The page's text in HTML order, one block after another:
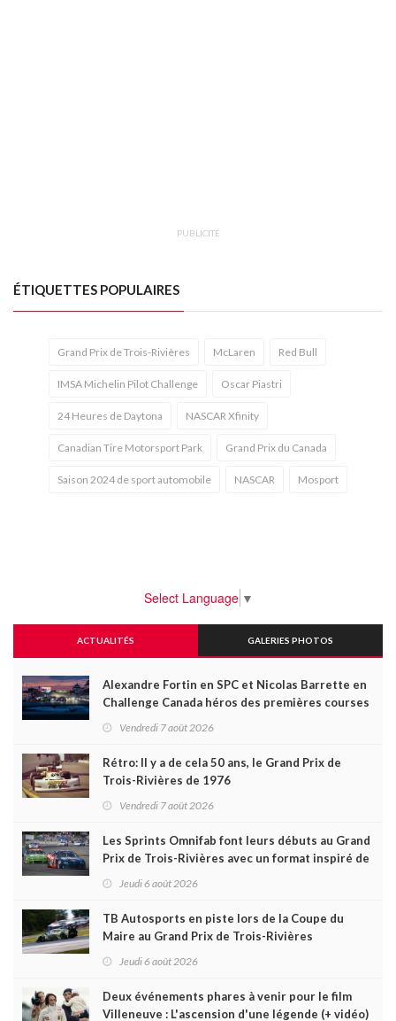
PUBLICITÉ
ÉTIQUETTES POPULAIRES
Grand Prix de Trois-Rivières McLaren Red Bull
IMSA Michelin Pilot Challenge Oscar Piastri
24 Heures de Daytona NASCAR Xfinity
Canadian Tire Motorsport Park Grand Prix du Canada
Saison 2024 de sport automobile NASCAR Mosport
Select Language ▼
ACTUALITÉS GALERIES PHOTOS
Alexandre Fortin en SPC et Nicolas Barrette en
Challenge Canada héros des premières courses
Vendredi 7 août 2026
Rétro: Il y a de cela 50 ans, le Grand Prix de
Trois-Rivières de 1976
Vendredi 7 août 2026
Les Sprints Omnifab font leurs débuts au Grand
Prix de Trois-Rivières avec un format inspiré de
Jeudi 6 août 2026
TB Autosports en piste lors de la Coupe du
Maire au Grand Prix de Trois-Rivières
Jeudi 6 août 2026
Deux événements phares à venir pour le film
Villeneuve : L'ascension d'une légende (+ vidéo)